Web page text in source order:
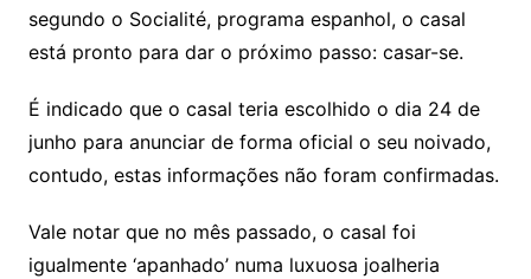
segundo o Socialité, programa espanhol, o casal
está pronto para dar o próximo passo: casar-se.
É indicado que o casal teria escolhido o dia 24 de
junho para anunciar de forma oficial o seu noivado,
contudo, estas informações não foram confirmadas.
Vale notar que no mês passado, o casal foi
igualmente ‘apanhado’ numa luxuosa joalheria